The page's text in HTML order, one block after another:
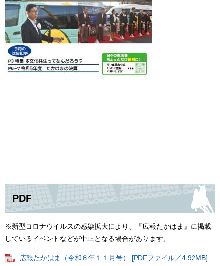
PDF
※新型コロナウイルスの感染拡大により、『広報たかはま』に掲載
しているイベントなどが中止となる場合があります。
広報たかはま（令和６年１１月号） [PDFファイル／4.92MB]